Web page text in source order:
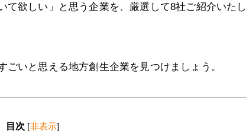
て欲しい」と思う企業を、厳選して8社ご紹介いたし
いと思える地方創生企業を見つけましょう。
目次 [非表示]